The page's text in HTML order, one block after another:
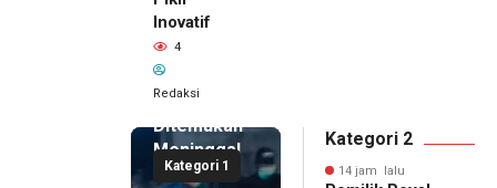
Inovatif
4
Redaksi
Kategori 1
14 jam lalu
Pemilik
Royal
Phone
Ditemukan
Meninggal
di Dalam
Kategori 2
14 jam lalu